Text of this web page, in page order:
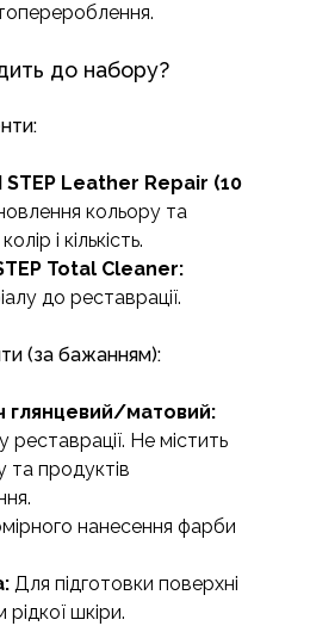
до набору?
STEP Leather Repair (10
кольору та
і кількість.
Total Cleaner:
до реставрації.
(за бажанням):
глянцевий/матовий:
реставрації. Не містить
та продуктів
нанесення фарби
Для підготовки поверхні
шкіри.